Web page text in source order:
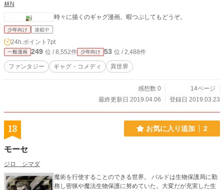
林N
時々に描くのギャグ漫画。暇つぶしてもどうぞ。
少年向け 連載中
24h.ポイント 7pt
一般漫画 249 位 / 8,552件 少年向け 53 位 / 2,488件
ファンタジー ギャグ・コメディ 異世界
感想数 0
14ページ
最終更新日 2019.04.06
登録日 2019.03.23
13 お気に入り追加 2
モーセ
ジロ シマダ
魔術を行使することのできる世界。 バルドは生物保護局に勤
務し密猟や魔法生物保護に努めていた。大変だが充実した生